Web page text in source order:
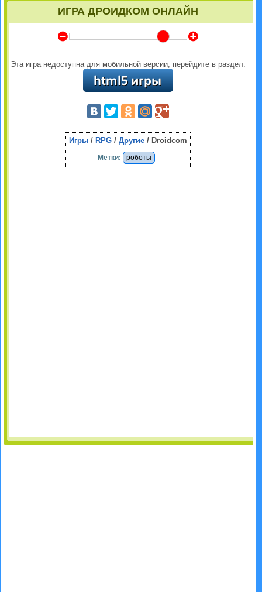
ИГРА ДРОИДКОМ ОНЛАЙН
Y Z
Эта игра недоступна для мобильной версии, перейдите в раздел:
Игры/ RPG/ Другие/ Droidcom
Метки: роботы